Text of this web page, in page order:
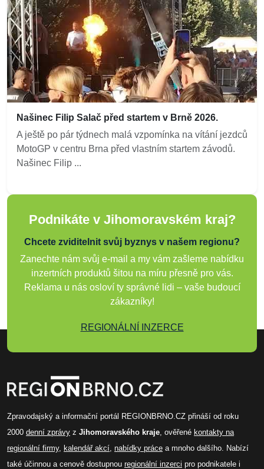
Našinec Filip Salač před startem v Brně 2026.
A ještě po pár týdnech malá vzpomínka na vítání jezdců
MotoGP v centru Brna před vlastním startem závodů.
Našinec Filip ...
Podnikáte v Jihomoravském kraj?
Chcete zviditelnit svůj byznys v našem regionu?
Zanechte nám svůj e-mail a my vám zašleme nabídku
inzertních produktů šitou na míru přesně pro vás.
Reklama u nás osloví ty správné lidi – vaše budoucí
zákazníky!
REGIONÁLNÍ INZERCE
Zpravodajský a informační portál REGIONBRNO.CZ přináší od roku
2000 denní zprávy z Jihomoravského kraje , ověřené kontakty na
regionální firmy, kalendář akcí nabídky práce a mnoho dalšího. Nabízí
také účinnou a cenově dostupnou regionální inzerci pro podnikatele i